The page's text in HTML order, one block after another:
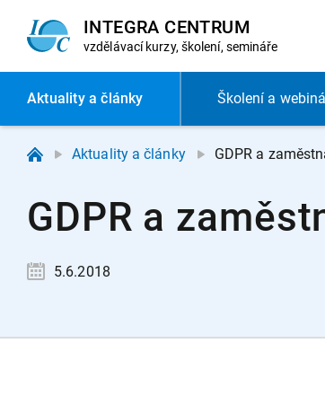
INTEGRA CENTRUM
vzdělávací kurzy, školení, semináře
Aktualitya články Školení a
Aktuality a články GDPR a
GDPR a
5.6.2018